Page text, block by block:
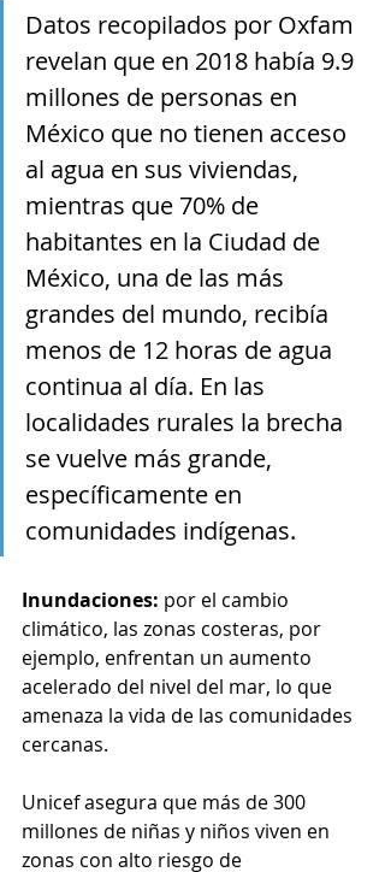
Datos recopilados por Oxfam
revelan que en 2018 había 9.9
millones de personas en
México que no tienen acceso
al agua en sus viviendas,
mientras que 70% de
habitantes en la Ciudad de
México, una de las más
grandes del mundo, recibía
menos de 12 horas de agua
continua al día. En las
localidades rurales la brecha
se vuelve más grande,
específicamente en
comunidades indígenas.
Inundaciones: por el cambio
climático, las zonas costeras, por
ejemplo, enfrentan un aumento
acelerado del nivel del mar, lo que
amenaza la vida de las comunidades
cercanas.
Unicef asegura que más de 300
millones de niñas y niños viven en
zonas con alto riesgo de